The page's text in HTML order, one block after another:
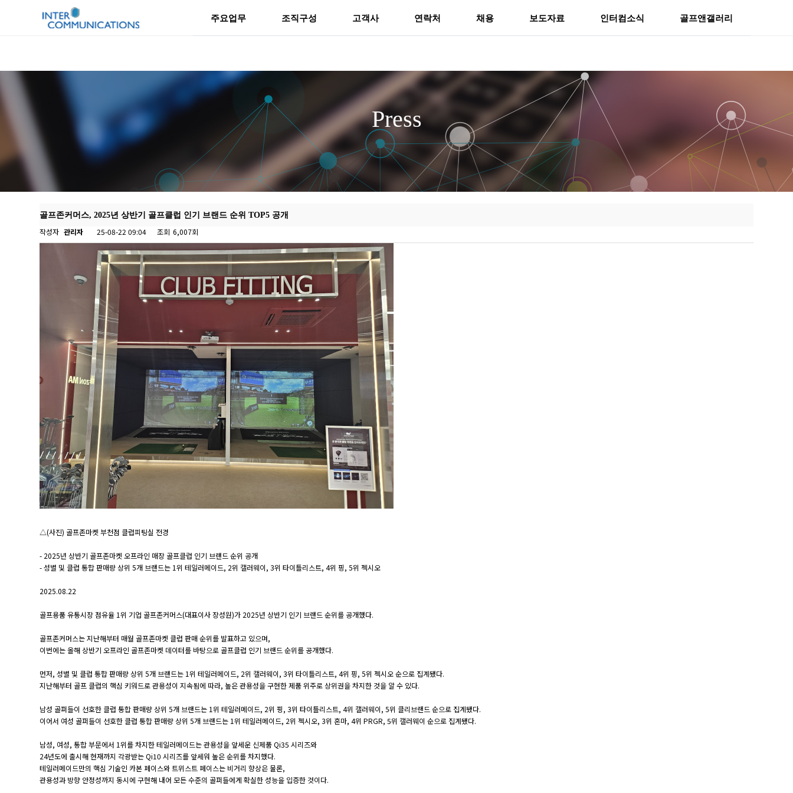
주요업무 조직구성 고객사 연락처 채용 보도자료 인터컴소식 골프앤갤러리
Press
골프존커머스, 2025년 상반기 골프클럽 인기 브랜드 순위 TOP5 공개
작성자 관리자 25-08-22 09:04 조회 6,007회
△(사진) 골프존마켓 부천점 클럽피팅실 전경
- 2025년 상반기 골프존마켓 오프라인 매장 골프클럽 인기 브랜드 순위 공개
- 성별 및 클럽 통합 판매량 상위 5개 브랜드는 1위 테일러메이드, 2위 캘러웨이, 3위 타이틀리스트, 4위 핑, 5위 젝시오
2025.08.22
골프용품 유통시장 점유율 1위 기업 골프존커머스(대표이사 장성원)가 2025년 상반기 인기 브랜드 순위를 공개했다.
골프존커머스는 지난해부터 매월 골프존마켓 클럽 판매 순위를 발표하고 있으며,
이번에는 올해 상반기 오프라인 골프존마켓 데이터를 바탕으로 골프클럽 인기 브랜드 순위를 공개했다.
먼저, 성별 및 클럽 통합 판매량 상위 5개 브랜드는 1위 테일러메이드, 2위 캘러웨이, 3위 타이틀리스트, 4위 핑, 5위 젝시오 순으로 집계됐다.
지난해부터 골프 클럽의 핵심 키워드로 관용성이 지속됨에 따라, 높은 관용성을 구현한 제품 위주로 상위권을 차지한 것을 알 수 있다.
남성 골퍼들이 선호한 클럽 통합 판매량 상위 5개 브랜드는 1위 테일러메이드, 2위 핑, 3위 타이틀리스트, 4위 캘러웨이, 5위 클리브랜드 순으로 집계됐다.
이어서 여성 골퍼들이 선호한 클럽 통합 판매량 상위 5개 브랜드는 1위 테일러메이드, 2위 젝시오, 3위 혼마, 4위 PRGR, 5위 캘러웨이 순으로 집계됐다.
남성, 여성, 통합 부문에서 1위를 차지한 테일러메이드는 관용성을 앞세운 신제품 Qi35 시리즈와
24년도에 출시해 현재까지 각광받는 Qi10 시리즈를 앞세워 높은 순위를 차지했다.
테일러메이드만의 핵심 기술인 카본 페이스와 트위스트 페이스는 비거리 향상은 물론,
관용성과 방향 안정성까지 동시에 구현해 내어 모든 수준의 골퍼들에게 확실한 성능을 입증한 것이다.